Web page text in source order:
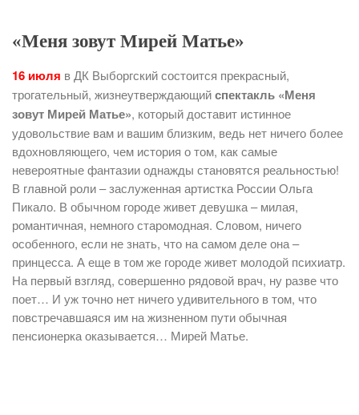
«Меня зовут Мирей Матье»
16 июля в ДК Выборгский состоится прекрасный,
трогательный, жизнеутверждающийспектакль «Меня
зовут Мирей Матье», который доставит истинное
удовольствие вам и вашим близким, ведь нет ничего более
вдохновляющего, чем история о том, как самые
невероятные фантазии однажды становятся реальностью!
В главной роли – заслуженная артистка России Ольга
Пикало. В обычном городе живет девушка – милая,
романтичная, немного старомодная. Словом, ничего
особенного, если не знать, что на самом деле она –
принцесса. А еще в том же городе живет молодой психиатр.
На первый взгляд, совершенно рядовой врач, ну разве что
поет… И уж точно нет ничего удивительного в том, что
повстречавшаяся им на жизненном пути обычная
пенсионерка оказывается… Мирей Матье.